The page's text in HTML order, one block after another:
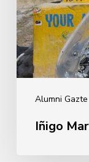
Alumni Gazte
Iñigo